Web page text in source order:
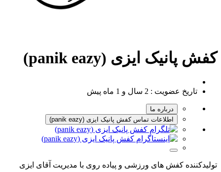
کفش پانیک ایزی (panik eazy)
تاریخ عضویت : 2 سال و 1 ماه پیش
درباره ما
اطلاعات تماس کفش پانیک ایزی (panik eazy)
تولیدکننده کفش های ورزشی و پیاده روی با مدیریت آقای ایزی